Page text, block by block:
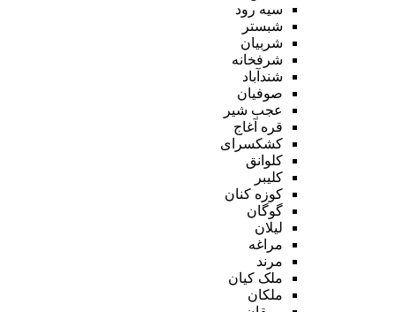
سیه رود
شبستر
شربیان
شرفخانه
شندآباد
صوفیان
عجب شیر
قره آغاج
کشکسرای
کلوانق
کلیبر
کوزه کنان
گوگان
لیلان
مراغه
مرند
ملک کیان
ملکان